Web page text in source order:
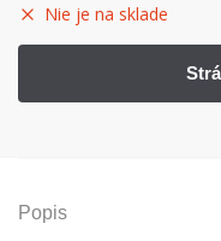
Nie je na sklade
Popis